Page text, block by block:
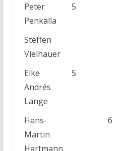
Peter
Penkalla
5
Steffen
Vielhauer
Elke
Andrés
Lange
5
Hans-
Martin
Hartmann
6